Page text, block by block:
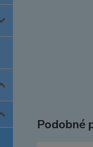
Podobné